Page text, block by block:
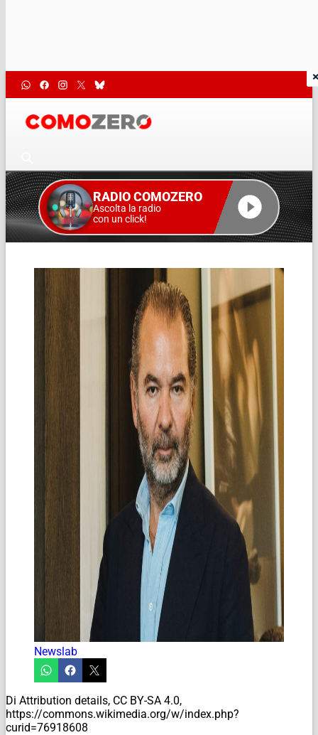
RADIO COMOZERO
Ascolta la radio
con un click!
Newslab
Di Attribution details, CC BY-SA 4.0,
https://commons.wikimedia.org/w/index.php?
curid=76918608